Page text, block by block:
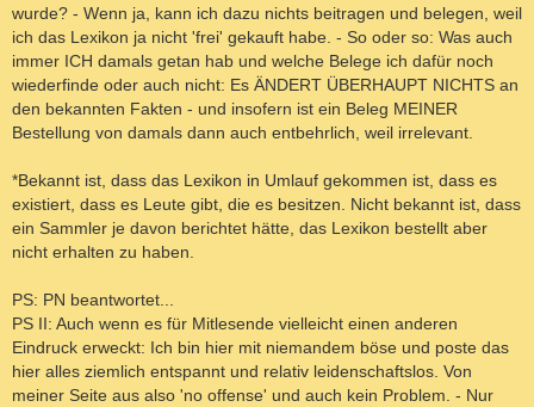
wurde? - Wenn ja, kann ich dazu nichts beitragen und belegen, weil
ich das Lexikon ja nicht 'frei' gekauft habe. - So oder so: Was auch
immer ICH damals getan hab und welche Belege ich dafür noch
wiederfinde oder auch nicht: Es ÄNDERT ÜBERHAUPT NICHTS an
den bekannten Fakten - und insofern ist ein Beleg MEINER
Bestellung von damals dann auch entbehrlich, weil irrelevant.
*Bekannt ist, dass das Lexikon in Umlauf gekommen ist, dass es
existiert, dass es Leute gibt, die es besitzen. Nicht bekannt ist, dass
ein Sammler je davon berichtet hätte, das Lexikon bestellt aber
nicht erhalten zu haben.
PS: PN beantwortet...
PS II: Auch wenn es für Mitlesende vielleicht einen anderen
Eindruck erweckt: Ich bin hier mit niemandem böse und poste das
hier alles ziemlich entspannt und relativ leidenschaftslos. Von
meiner Seite aus also 'no offense' und auch kein Problem. - Nur